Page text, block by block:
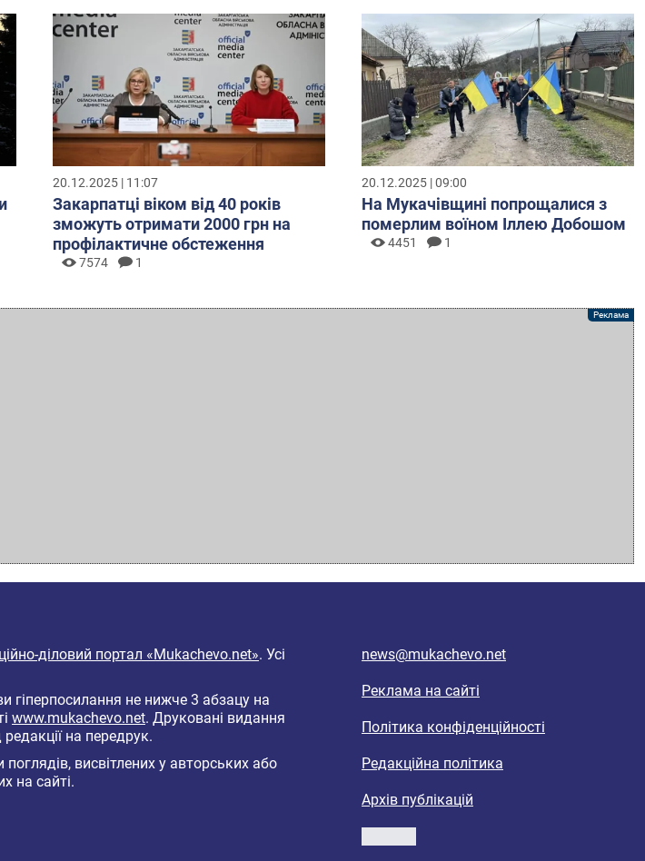
20.12.2025 | 11:07
Закарпатці віком від 40 років
зможуть отримати 2000 грн на
профілактичне обстеження
7574 1
20.12.2025 | 09:00
На Мукачівщині попрощалися з
померлим воїном Іллею Добошом
4451 1
діловий портал «Mukachevo.net». Усі
гіперпосилання не нижче 3 абзацу на
www.mukachevo.net. Друковані видання
на передрук.
висвітлених у авторських або
на сайті.
news@mukachevo.net
Реклама на сайті
Політика конфіденційності
Редакційна політика
Архів публікацій